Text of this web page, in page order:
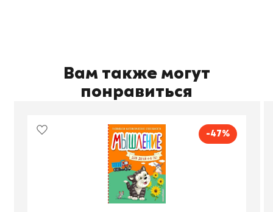
Вам также могут
понравиться
-47%